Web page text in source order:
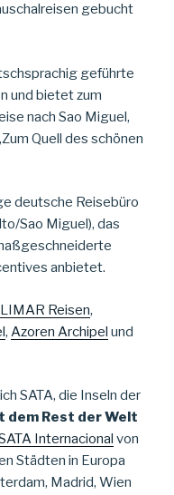
gebucht
geführte
und bietet zum
nach Sao Miguel,
Quell des schönen
deutsche Reisebüro
Sao Miguel), das
anbietet.
Reisen,
, Azoren Archipel und
SATA, die Inseln der
dem Rest der Welt
Internacional von
Städten in Europa
Madrid, Wien